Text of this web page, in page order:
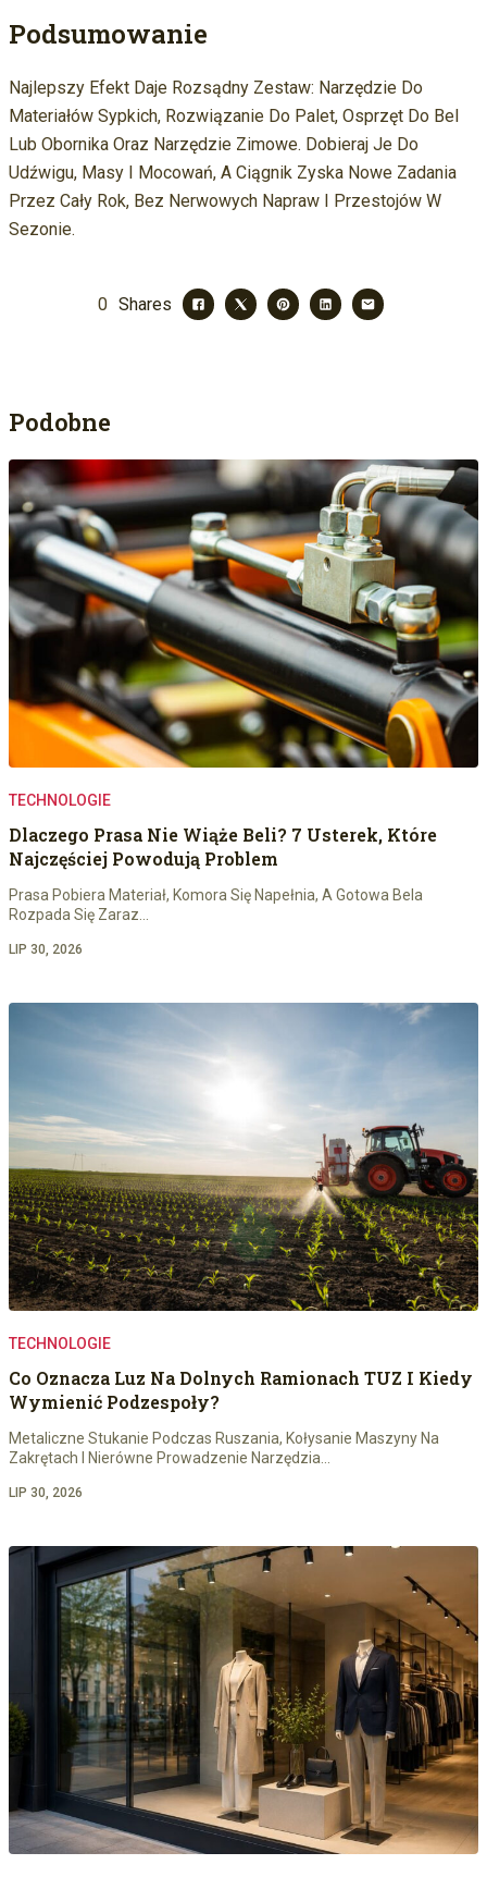
Podsumowanie
Najlepszy Efekt Daje Rozsądny Zestaw: Narzędzie Do
Materiałów Sypkich, Rozwiązanie Do Palet, Osprzęt Do Bel
Lub Obornika Oraz Narzędzie Zimowe. Dobieraj Je Do
Udźwigu, Masy I Mocowań, A Ciągnik Zyska Nowe Zadania
Przez Cały Rok, Bez Nerwowych Napraw I Przestojów W
Sezonie.
0 Shares
Podobne
TECHNOLOGIE
Dlaczego Prasa Nie Wiąże Beli? 7 Usterek, Które
Najczęściej Powodują Problem
Prasa Pobiera Materiał, Komora Się Napełnia, A Gotowa Bela
Rozpada Się Zaraz…
LIP 30, 2026
TECHNOLOGIE
Co Oznacza Luz Na Dolnych Ramionach TUZ I Kiedy
Wymienić Podzespoły?
Metaliczne Stukanie Podczas Ruszania, Kołysanie Maszyny Na
Zakrętach I Nierówne Prowadzenie Narzędzia…
LIP 30, 2026